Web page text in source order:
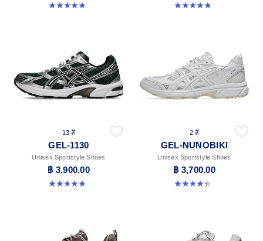
4.8 จาก 5 ดาว 396 รีวิว 4.8 จาก 5 ดาว 396 รีวิว
13 สี
GEL-1130
Unisex Sportstyle Shoes
฿ 3,900.00
4.8 จาก 5 ดาว 396 รีวิว
2 สี
GEL-NUNOBIKI
Unisex Sportstyle Shoes
฿ 3,700.00
4.4 จาก 5 ดาว 45 รีวิว